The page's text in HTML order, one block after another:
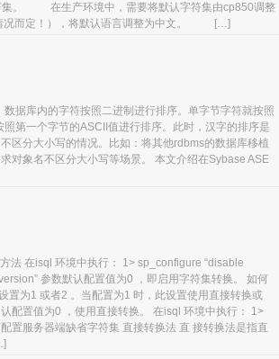
集。 在生产环境中，需要将默认字符集由cp850调整
情况而定！），将默认语言调整为中文。 […]
据库内的字符按照二进制进行排序。单字节字符就按照
第一个字节的ASCII值进行排序。此时，汉字的排序是
区分大小写的情况。比如：将其他rdbms的数据库移植
对象名不区分大小写等场景。 本文介绍在Sybase ASE
法 在isql 环境中执行： 1> sp_configure “disable
参数默认配置值为0 ，即启用字符集转换。 如何
置为1 或者2 。当配置为1 时，此设置使用直接转换或
配置值为0 ，使用直接转换。 在isql 环境中执行： 1>
置服务器端缺省字符集 直接转换法 直 接转换法是指直